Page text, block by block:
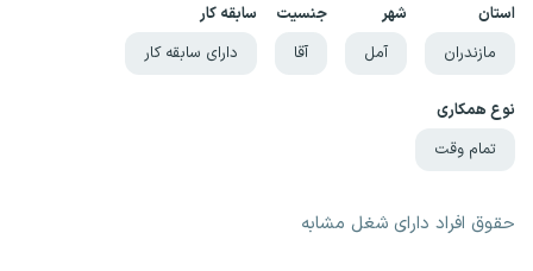
استان
مازندران
شهر
آمل
جنسیت
آقا
سابقه کار
دارای سابقه کار
نوع همکاری
تمام وقت
حقوق افراد دارای شغل مشابه